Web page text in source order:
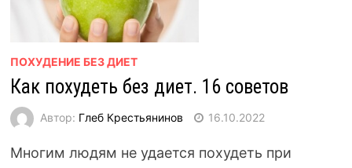
ПОХУДЕНИЕ БЕЗ ДИЕТ
Как похудеть без диет. 16 советов
Автор: Глеб Крестьянинов 16.10.2022
Многим людям не удается похудеть при